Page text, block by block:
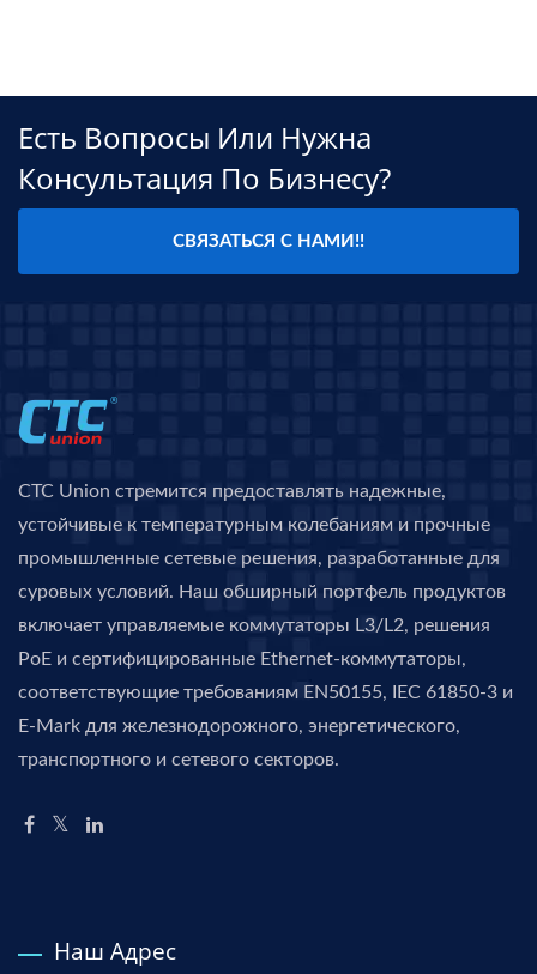
Есть Вопросы Или Нужна
Консультация По Бизнесу?
СВЯЗАТЬСЯ С НАМИ!!
CTC Union стремится предоставлять надежные,
устойчивые к температурным колебаниям и прочные
промышленные сетевые решения, разработанные для
суровых условий. Наш обширный портфель продуктов
включает управляемые коммутаторы L3/L2, решения
PoE и сертифицированные Ethernet-коммутаторы,
соответствующие требованиям EN50155, IEC 61850-3 и
E-Mark для железнодорожного, энергетического,
транспортного и сетевого секторов.
Наш Адрес